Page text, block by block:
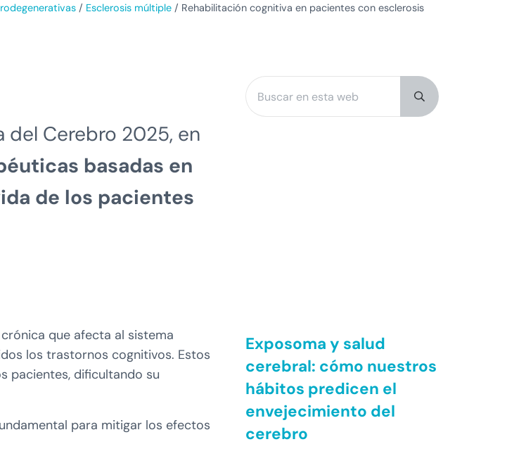
/ Esclerosis múltiple / Rehabilitación cognitiva en pacientes con esclerosis
del Cerebro 2025, en
basadas en
de los pacientes
que afecta al sistema
los trastornos cognitivos. Estos
pacientes, dificultando su
para mitigar los efectos
Sidebar
Buscar en esta web
Submit search
Exposoma y salud
cerebral: cómo nuestros
hábitos predicen el
envejecimiento del
cerebro